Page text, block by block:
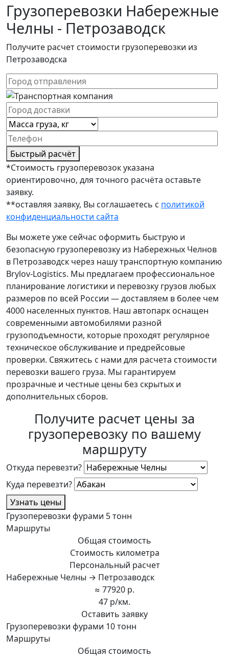
Грузоперевозки Набережные
Челны - Петрозаводск
Получите расчет стоимости грузоперевозки из
Петрозаводска
Быстрый расчёт
*Стоимость грузоперевозок указана
ориентировочно, для точного расчёта оставьте
заявку.
**оставляя заявку, Вы соглашаетесь с политикой
конфиденциальности сайта
Вы можете уже сейчас оформить быструю и
безопасную грузоперевозку из Набережных Челнов
в Петрозаводск через нашу транспортную компанию
Brylov-Logistics. Мы предлагаем профессиональное
планирование логистики и перевозку грузов любых
размеров по всей России — доставляем в более чем
4000 населенных пунктов. Наш автопарк оснащен
современными автомобилями разной
грузоподъемности, которые проходят регулярное
техническое обслуживание и предрейсовые
проверки. Свяжитесь с нами для расчета стоимости
перевозки вашего груза. Мы гарантируем
прозрачные и честные цены без скрытых и
дополнительных сборов.
Получите расчет цены за
грузоперевозку по вашему
маршруту
Откуда перевезти?
Куда перевезти?
Узнать цены
Грузоперевозки фурами 5 тонн
Маршруты
Общая стоимость
Стоимость километра
Персональный расчет
Набережные Челны → Петрозаводск
≈ 77920 р.
47 р/км.
Оставить заявку
Грузоперевозки фурами 10 тонн
Маршруты
Общая стоимость